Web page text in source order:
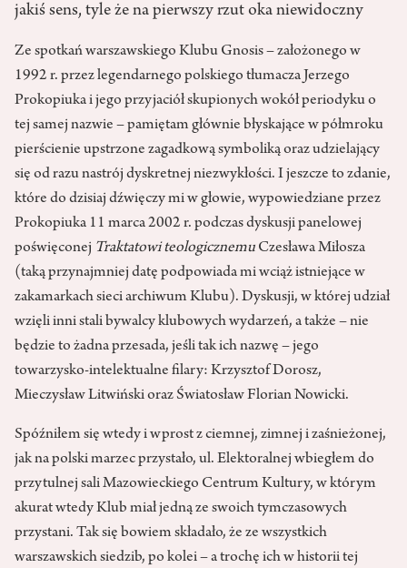
jakiś sens, tyle że na pierwszy rzut oka niewidoczny
Ze spotkań warszawskiego Klubu Gnosis – założonego w
1992 r. przez legendarnego polskiego tłumacza Jerzego
Prokopiuka i jego przyjaciół skupionych wokół periodyku o
tej samej nazwie – pamiętam głównie błyskające w półmroku
pierścienie upstrzone zagadkową symboliką oraz udzielający
się od razu nastrój dyskretnej niezwykłości. I jeszcze to zdanie,
które do dzisiaj dźwięczy mi w głowie, wypowiedziane przez
Prokopiuka 11 marca 2002 r. podczas dyskusji panelowej
poświęconej Traktatowi teologicznemu Czesława Miłosza
(taką przynajmniej datę podpowiada mi wciąż istniejące w
zakamarkach sieci archiwum Klubu). Dyskusji, w której udział
wzięli inni stali bywalcy klubowych wydarzeń, a także – nie
będzie to żadna przesada, jeśli tak ich nazwę – jego
towarzysko-intelektualne filary: Krzysztof Dorosz,
Mieczysław Litwiński oraz Światosław Florian Nowicki.
Spóźniłem się wtedy i wprost z ciemnej, zimnej i zaśnieżonej,
jak na polski marzec przystało, ul. Elektoralnej wbiegłem do
przytulnej sali Mazowieckiego Centrum Kultury, w którym
akurat wtedy Klub miał jedną ze swoich tymczasowych
przystani. Tak się bowiem składało, że ze wszystkich
warszawskich siedzib, po kolei – a trochę ich w historii tej